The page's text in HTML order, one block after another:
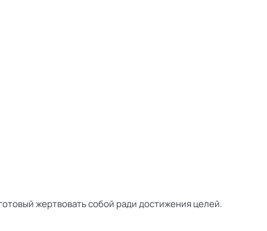
жертвовать собой ради достижения целей.